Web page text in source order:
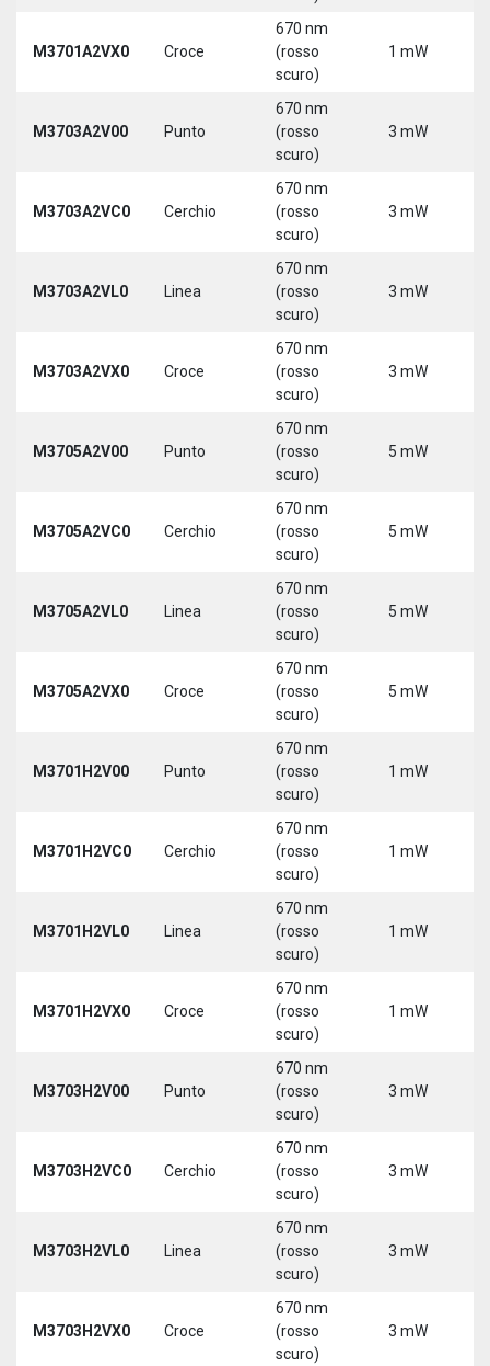
M3701A2VX0 Croce
670 nm
(rosso
scuro)
1 mW
M3703A2V00 Punto
670 nm
(rosso
scuro)
3 mW
M3703A2VC0 Cerchio
670 nm
(rosso
scuro)
3 mW
M3703A2VL0 Linea
670 nm
(rosso
scuro)
3 mW
M3703A2VX0 Croce
670 nm
(rosso
scuro)
3 mW
M3705A2V00 Punto
670 nm
(rosso
scuro)
5 mW
M3705A2VC0 Cerchio
670 nm
(rosso
scuro)
5 mW
M3705A2VL0 Linea
670 nm
(rosso
scuro)
5 mW
M3705A2VX0 Croce
670 nm
(rosso
scuro)
5 mW
M3701H2V00 Punto
670 nm
(rosso
scuro)
1 mW
M3701H2VC0 Cerchio
670 nm
(rosso
scuro)
1 mW
M3701H2VL0 Linea
670 nm
(rosso
scuro)
1 mW
M3701H2VX0 Croce
670 nm
(rosso
scuro)
1 mW
M3703H2V00 Punto
670 nm
(rosso
scuro)
3 mW
M3703H2VC0 Cerchio
670 nm
(rosso
scuro)
3 mW
M3703H2VL0 Linea
670 nm
(rosso
scuro)
3 mW
M3703H2VX0 Croce
670 nm
(rosso
scuro)
3 mW